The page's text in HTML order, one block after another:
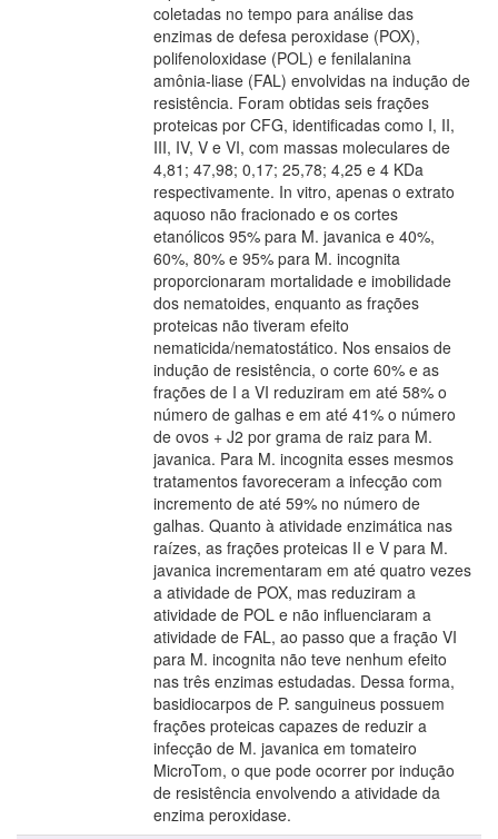
coletadas no tempo para análise das
enzimas de defesa peroxidase (POX),
polifenoloxidase (POL) e fenilalanina
amônia-liase (FAL) envolvidas na indução de
resistência. Foram obtidas seis frações
proteicas por CFG, identificadas como I, II,
III, IV, V e VI, com massas moleculares de
4,81; 47,98; 0,17; 25,78; 4,25 e 4 KDa
respectivamente. In vitro, apenas o extrato
aquoso não fracionado e os cortes
etanólicos 95% para M. javanica e 40%,
60%, 80% e 95% para M. incognita
proporcionaram mortalidade e imobilidade
dos nematoides, enquanto as frações
proteicas não tiveram efeito
nematicida/nematostático. Nos ensaios de
indução de resistência, o corte 60% e as
frações de I a VI reduziram em até 58% o
número de galhas e em até 41% o número
de ovos + J2 por grama de raiz para M.
javanica. Para M. incognita esses mesmos
tratamentos favoreceram a infecção com
incremento de até 59% no número de
galhas. Quanto à atividade enzimática nas
raízes, as frações proteicas II e V para M.
javanica incrementaram em até quatro vezes
a atividade de POX, mas reduziram a
atividade de POL e não influenciaram a
atividade de FAL, ao passo que a fração VI
para M. incognita não teve nenhum efeito
nas três enzimas estudadas. Dessa forma,
basidiocarpos de P. sanguineus possuem
frações proteicas capazes de reduzir a
infecção de M. javanica em tomateiro
MicroTom, o que pode ocorrer por indução
de resistência envolvendo a atividade da
enzima peroxidase.